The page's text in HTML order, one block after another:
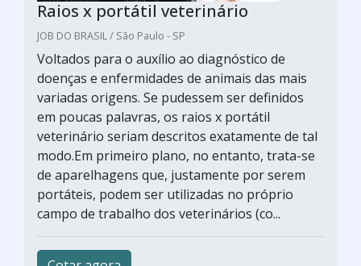
Raios x portátil veterinário
JOB DO BRASIL / São Paulo - SP
Voltados para o auxílio ao diagnóstico de
doenças e enfermidades de animais das mais
variadas origens. Se pudessem ser definidos
em poucas palavras, os raios x portátil
veterinário seriam descritos exatamente de tal
modo.Em primeiro plano, no entanto, trata-se
de aparelhagens que, justamente por serem
portáteis, podem ser utilizadas no próprio
campo de trabalho dos veterinários (co...